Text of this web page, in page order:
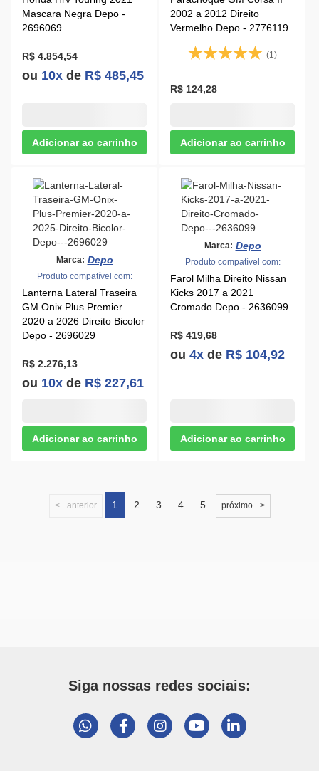
Mascara Negra Depo -
2696069
R$ 4.854,54
ou 10x de R$ 485,45
2002 a 2012 Direito
Vermelho Depo - 2776119
(1)
R$ 124,28
Marca: Depo
Produto compatível com:
Lanterna Lateral Traseira
GM Onix Plus Premier
2020 a 2026 Direito Bicolor
Depo - 2696029
R$ 2.276,13
ou 10x de R$ 227,61
Marca: Depo
Produto compatível com:
Farol Milha Direito Nissan
Kicks 2017 a 2021
Cromado Depo - 2636099
R$ 419,68
ou 4x de R$ 104,92
anterior 1 2 3 4 5 próximo
Siga nossas redes sociais: